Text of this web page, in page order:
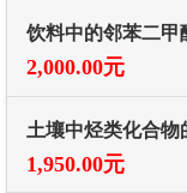
饮料中的邻苯二甲
2,000.00元
土壤中烃类化合物
1,950.00元